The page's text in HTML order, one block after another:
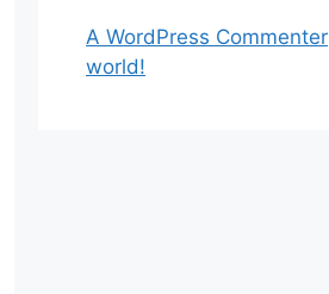
A WordPress Commenter
world!